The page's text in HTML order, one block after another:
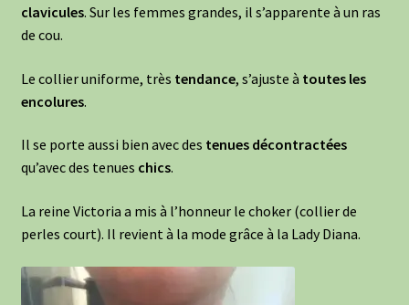
clavicules. Sur les femmes grandes, il s’apparente à un ras
de cou.
Le collier uniforme, très tendance, s’ajuste à toutes les
encolures.
Il se porte aussi bien avec des tenues décontractées
qu’avec des tenues chics.
La reine Victoria a mis à l’honneur le choker (collier de
perles court). Il revient à la mode grâce à la Lady Diana.